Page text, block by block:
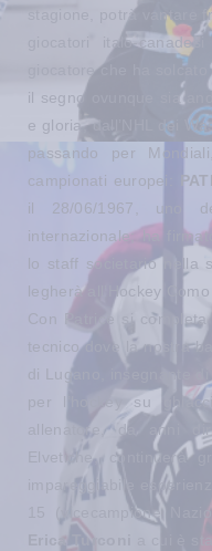
stagione, potrà vantare
giocatori italo-
giocatore che ha
il segno ovunque sia
e gloria, dall’NHL dei
passando per
campionati europei:
il 28/06/1967, uno
internazionale; ha
lo staff societario nella
legherà all’Hockey
Con Patrice si
tecnico dove la nostra
di Lugano, insegnante
per l’hockey su
allenatore, da anni
Elvetiche,
impareggiabile
15 (vicecampione
Erica Turconi
a cui è